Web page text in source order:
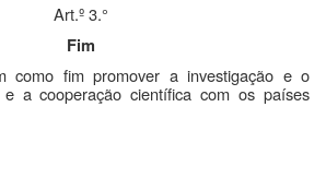
Art.º 3.°
Fim
como fim promover a investigação e o
a cooperação científica com os países